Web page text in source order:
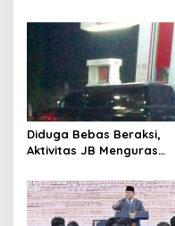
hingga Usut Dugaan
Diduga Bebas Beraksi,
Aktivitas JB Menguras
Bojonegoro Jadi
Warga